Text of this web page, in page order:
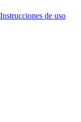
de uso